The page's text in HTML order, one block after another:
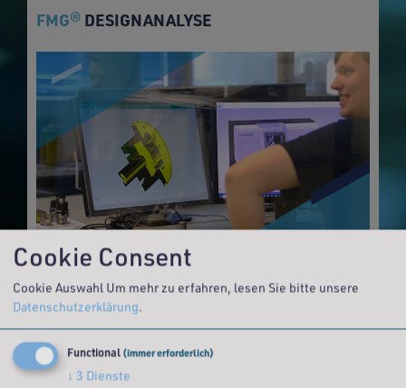
FMG® DESIGNANALYSE
ZUR SERIENFERTIGUNG
MEHR ERFAHREN >>
Cookie Consent
Cookie Auswahl Um mehr zu erfahren, lesen Sie bitte unsere
Datenschutzerklärung.
Functional (immer erforderlich)
↓ 3 Dienste